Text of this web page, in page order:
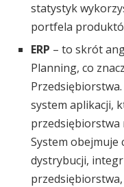
statystyk
portfela
ERP – to skrót
Planning, co
system aplikacji,
przedsiębiorstwa
System obejmuje
dystrybucji,